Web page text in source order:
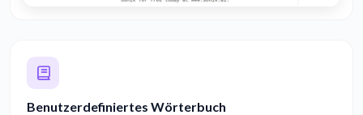
Benutzerdefiniertes Wörterbuch